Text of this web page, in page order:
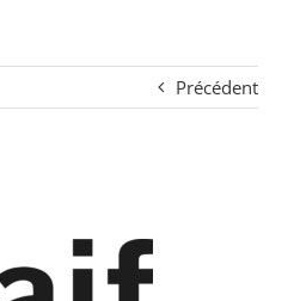
Précédent